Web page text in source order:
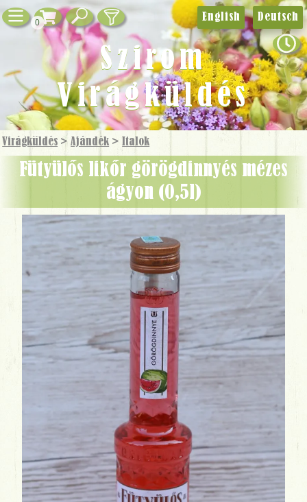
0
Virágküldés >Ajándék > Italok
Fütyülős likőr görögdinnyés mézes
ágyon (0,5l)
English Deutsch
Szirom
Virágküldés